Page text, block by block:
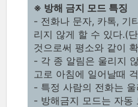
※ 방해 금지 모드 특징
- 전화나 문자, 카톡, 기
리지 않게 할 수 있다.(
것으로써 평소와 같이
- 각 종 알림은 울리지
고로 아침에 일어날때
- 특정 사람의 전화는
- 방해금지 모드는 자동